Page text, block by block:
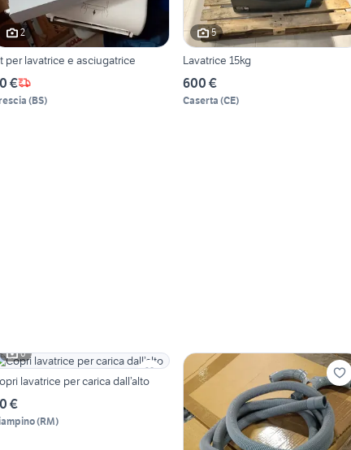
2
per lavatrice e asciugatrice
€
(BS)
5
Lavatrice 15kg
600 €
Caserta (CE)
6
lavatrice per carica dall’alto
€
(RM)